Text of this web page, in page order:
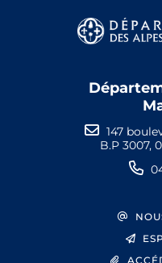
147
B.P 3007,